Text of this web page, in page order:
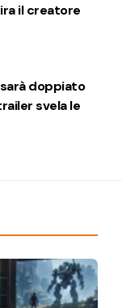
il creatore
sarà doppiato
svela le